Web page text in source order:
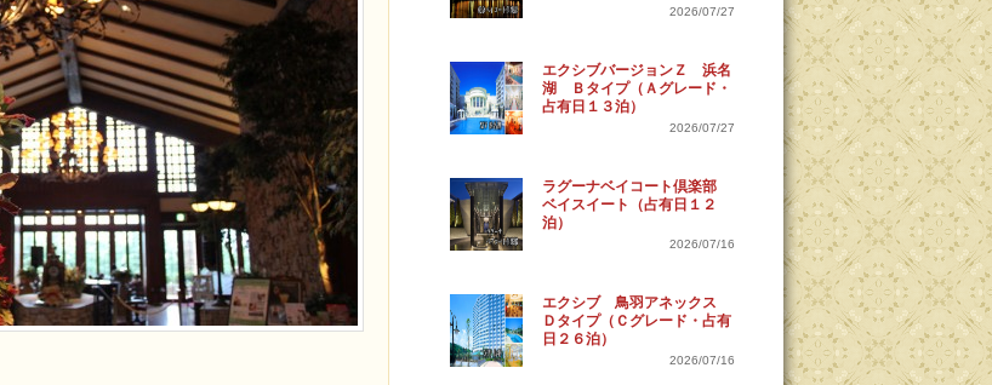
2026/07/27
エクシブバージョンＺ 浜名
湖 Ｂタイプ（Ａグレード・
占有日１３泊）
2026/07/27
ラグーナベイコート倶楽部
ベイスイート（占有日１２
泊）
2026/07/16
エクシブ 鳥羽アネックス
Ｄタイプ（Ｃグレード・占有
日２６泊）
2026/07/16